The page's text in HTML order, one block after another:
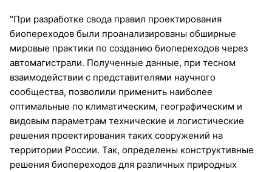
"При разработке свода правил проектирования
биопереходов были проанализированы обширные
мировые практики по созданию биопереходов через
автомагистрали. Полученные данные, при тесном
взаимодействии с представителями научного
сообщества, позволили применить наиболее
оптимальные по климатическим, географическим и
видовым параметрам технические и логистические
решения проектирования таких сооружений на
территории России. Так, определены конструктивные
решения биопереходов для различных природных